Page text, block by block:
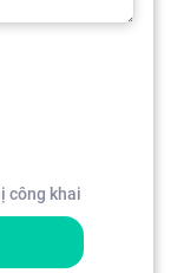
công khai